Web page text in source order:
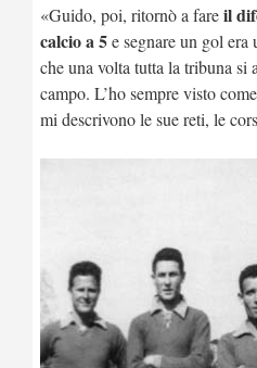
«Guido, poi, ritornò a fareil
calcio a 5e segnare un gol era
che una volta tutta la tribuna si
campo. L’ho sempre visto
mi descrivono le sue reti, le